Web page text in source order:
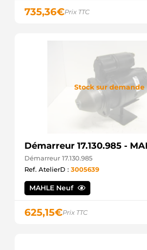
735,36€Prix TTC
Stock sur demande
Démarreur 17.130.985 -
Démarreur 17.130.985
Ref. AtelierD : 3005639
MAHLE Neuf
625,15€Prix TTC